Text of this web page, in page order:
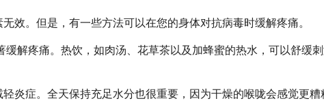
效。但是，有一些方法可以在您的身体对抗病毒时缓解疼痛。
解疼痛。热饮，如肉汤、花草茶以及加蜂蜜的热水，可以舒缓
炎症。全天保持充足水分也很重要，因为干燥的喉咙会感觉更糟